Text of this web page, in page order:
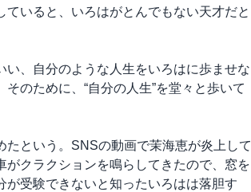
いると、いろはがとんでもない天才だと
、自分のような人生をいろはに歩ませな
のために、“自分の人生”を堂々と歩いて
という。SNSの動画で茉海恵が炎上して
クラクションを鳴らしてきたので、窓を
受験できないと知ったいろはは落胆す